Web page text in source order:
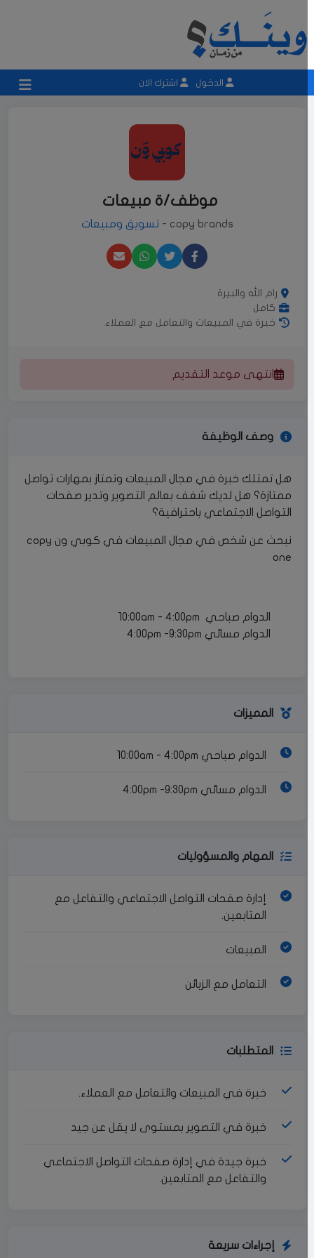
الدخول اشترك الان
موظف/ة مبيعات
copy brands - تسويق ومبيعات
رام الله والبيرة
كامل
خبرة في المبيعات والتعامل مع العملاء.
انتهى موعد التقديم
وصف الوظيفة
هل تمتلك خبرة في مجال المبيعات وتمتاز بمهارات تواصل
ممتازة؟ هل لديك شغف بعالم التصوير وتدير صفحات
التواصل الاجتماعي باحترافية؟
نبحث عن شخص في مجال المبيعات في كوبي ون copy
one
الدوام صباحي 10:00am - 4:00pm
الدوام مسائي 4:00pm -9:30pm
المميزات
الدوام صباحي 10:00am - 4:00pm
الدوام مسائي 4:00pm -9:30pm
المهام والمسؤوليات
إدارة صفحات التواصل الاجتماعي والتفاعل مع
المتابعين.
المبيعات
التعامل مع الزبائن
المتطلبات
خبرة في المبيعات والتعامل مع العملاء.
خبرة في التصوير بمستوى لا يقل عن جيد
خبرة جيدة في إدارة صفحات التواصل الاجتماعي
والتفاعل مع المتابعين.
إجراءات سريعة